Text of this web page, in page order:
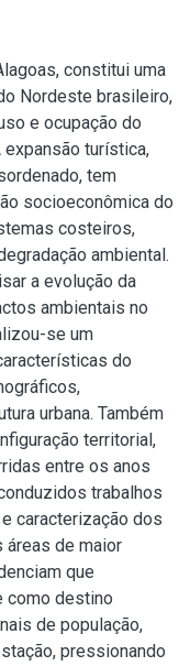
constitui uma
Nordeste brasileiro,
e ocupação do
turística,
tem
socioeconômica do
costeiros,
ambiental.
a evolução da
ambientais no
se um
do
urbana. Também
territorial,
entre os anos
trabalhos
caracterização dos
áreas de maior
que
como destino
de população,
pressionando